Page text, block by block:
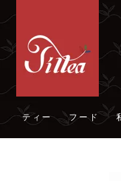
ティー フード